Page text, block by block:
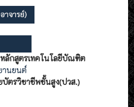
กสูตรเทคโนโลยีบัณฑิต
านยนต์
ตรวิชาชีพชั้นสูง(ปวส.)